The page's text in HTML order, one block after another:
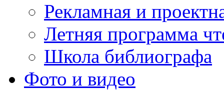
Рекламная и
Летняя программа
Школа библиографа
Фото и видео